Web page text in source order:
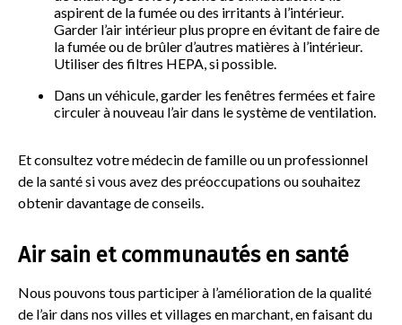
aspirent de la fumée ou des irritants à l’intérieur.
Garder l’air intérieur plus propre en évitant de faire de
la fumée ou de brûler d’autres matières à l’intérieur.
Utiliser des filtres HEPA, si possible.
Dans un véhicule, garder les fenêtres fermées et faire
circuler à nouveau l’air dans le système de ventilation.
Et consultez votre médecin de famille ou un professionnel
de la santé si vous avez des préoccupations ou souhaitez
obtenir davantage de conseils.
Air sain et communautés en santé
Nous pouvons tous participer à l’amélioration de la qualité
de l’air dans nos villes et villages en marchant, en faisant du